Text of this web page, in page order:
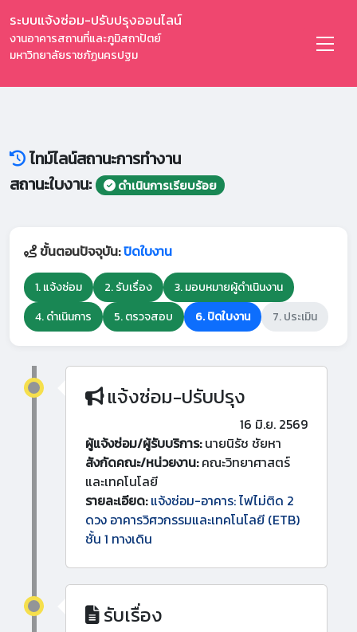
ระบบแจ้งซ่อม-ปรับปรุงออนไลน์
งานอาคารสถานที่และภูมิสถาปัตย์
มหาวิทยาลัยราชภัฏนครปฐม
ไทม์ไลน์สถานะการทำงาน
สถานะใบงาน:
ดำเนินการเรียบร้อย
ขั้นตอนปัจจุบัน:ปิดใบงาน
1. แจ้งซ่อม 2. รับเรื่อง
3. มอบหมายผู้ดำเนินงาน
4. ดำเนินการ
5. ตรวจสอบ 6. ปิดใบงาน 7. ประเมิน
แจ้งซ่อม-ปรับปรุง
16 มิ.ย. 2569
ผู้แจ้งซ่อม/ผู้รับบริการ:นายนิรัช ชัยหา
สังกัดคณะ/หน่วยงาน:คณะวิทยาศาสตร์
และเทคโนโลยี
รายละเอียด: แจ้งซ่อม-อาคาร: ไฟไม่ติด 2
ดวง อาคารวิศวกรรมและเทคโนโลยี (ETB)
ชั้น 1 ทางเดิน
รับเรื่อง